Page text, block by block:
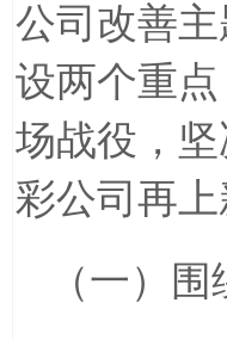
公司改善
设两个重
场战役，
彩公司再上
（一）